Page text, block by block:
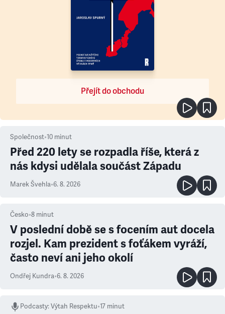
Přejít do obchodu
Společnost•10 minut
Před 220 lety se rozpadla říše, která z
nás kdysi udělala součást Západu
Marek Švehla•6. 8. 2026
Česko•8 minut
V poslední době se s focením aut docela
rozjel. Kam prezident s foťákem vyráží,
často neví ani jeho okolí
Ondřej Kundra•6. 8. 2026
Podcasty:Výtah Respektu•17 minut